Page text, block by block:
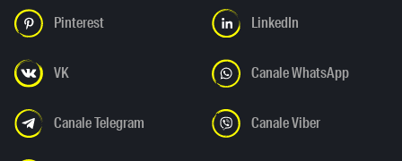
Pinterest LinkedIn
VK Canale WhatsApp
Canale Telegram Canale Viber